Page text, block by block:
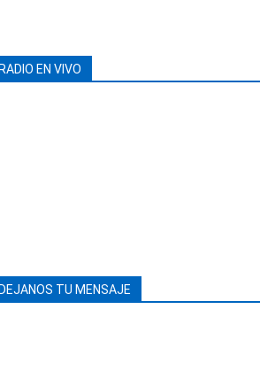
RADIO EN VIVO
DEJANOS TU MENSAJE